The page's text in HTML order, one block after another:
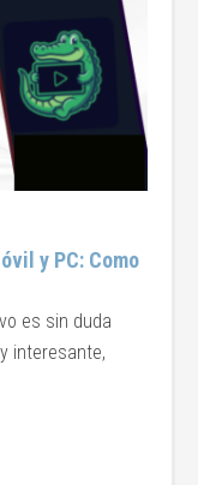
y PC: Como
es sin duda
interesante,